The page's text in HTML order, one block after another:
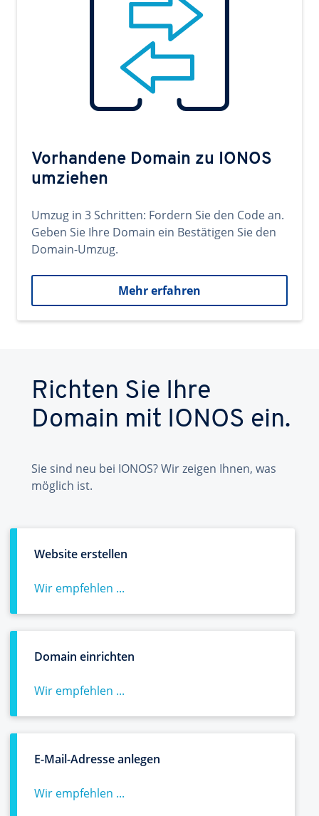
Vorhandene Domain zu IONOS
umziehen
Umzug in 3 Schritten: Fordern Sie den Code an.
Geben Sie Ihre Domain ein Bestätigen Sie den
Domain-Umzug.
Mehr erfahren
Richten Sie Ihre
Domain mit IONOS ein.
Sie sind neu bei IONOS? Wir zeigen Ihnen, was
möglich ist.
Website erstellen
Wir empfehlen ...
Domain einrichten
Wir empfehlen ...
E-Mail-Adresse anlegen
Wir empfehlen ...